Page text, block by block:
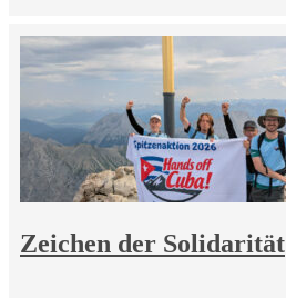
Zeichen der Solidarität